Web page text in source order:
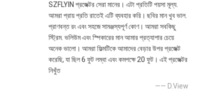
SZFLYIN প্রজেক্টর সেরা মানের। এটা প্রতিটি পয়সা মূল্য.
আমরা প্রায় প্রতি রাতেই এটি ব্যবহার করি। ছবির মান খুব ভাল.
প্রাণবন্ত রং এবং সহজে সামঞ্জস্যপূর্ণ কোণ। আমরা সবকিছু
স্ট্রিম. ভলিউম এবং স্পিকারের মান আমার প্রত্যাশার চেয়ে
অনেক ভালো। আমরা ফিল্মটিকে আমাদের বেড়ার উপর প্রজেক্ট
করেছি, যা ছিল 6 ফুট লম্বা এবং কমপক্ষে 20 ফুট। এই প্রজেক্টর
নিখুঁত
—— D.View